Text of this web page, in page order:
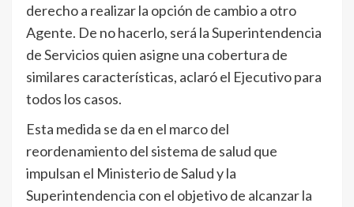
derecho a realizar la opción de cambio a otro
Agente. De no hacerlo, será la Superintendencia
de Servicios quien asigne una cobertura de
similares características, aclaró el Ejecutivo para
todos los casos.
Esta medida se da en el marco del
reordenamiento del sistema de salud que
impulsan el Ministerio de Salud y la
Superintendencia con el objetivo de alcanzar la